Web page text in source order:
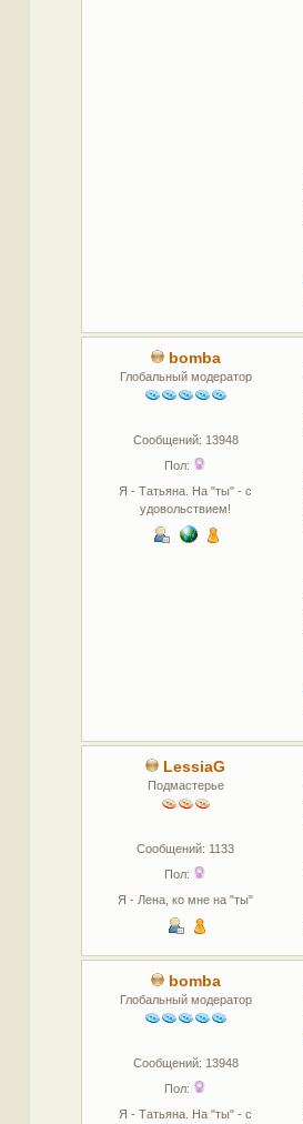
bomba
Глобальный модератор
Сообщений: 13948
Пол:
Я - Татьяна. На "ты" - с
удовольствием!
LessiaG
Подмастерье
Сообщений: 1133
Пол:
Я - Лена, ко мне на "ты"
bomba
Глобальный модератор
Сообщений: 13948
Пол:
Я - Татьяна. На "ты" - с